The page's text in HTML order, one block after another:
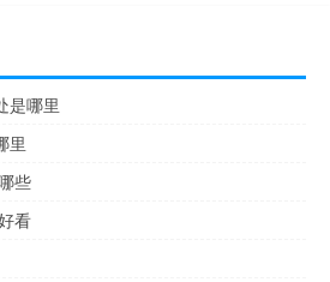
是哪里
里
些
看